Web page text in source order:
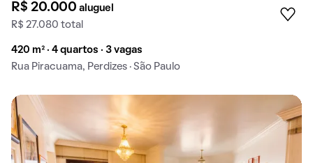
R$ 20.000aluguel
R$ 27.080 total
420 m² · 4 quartos · 3 vagas
Rua Piracuama, Perdizes · São Paulo